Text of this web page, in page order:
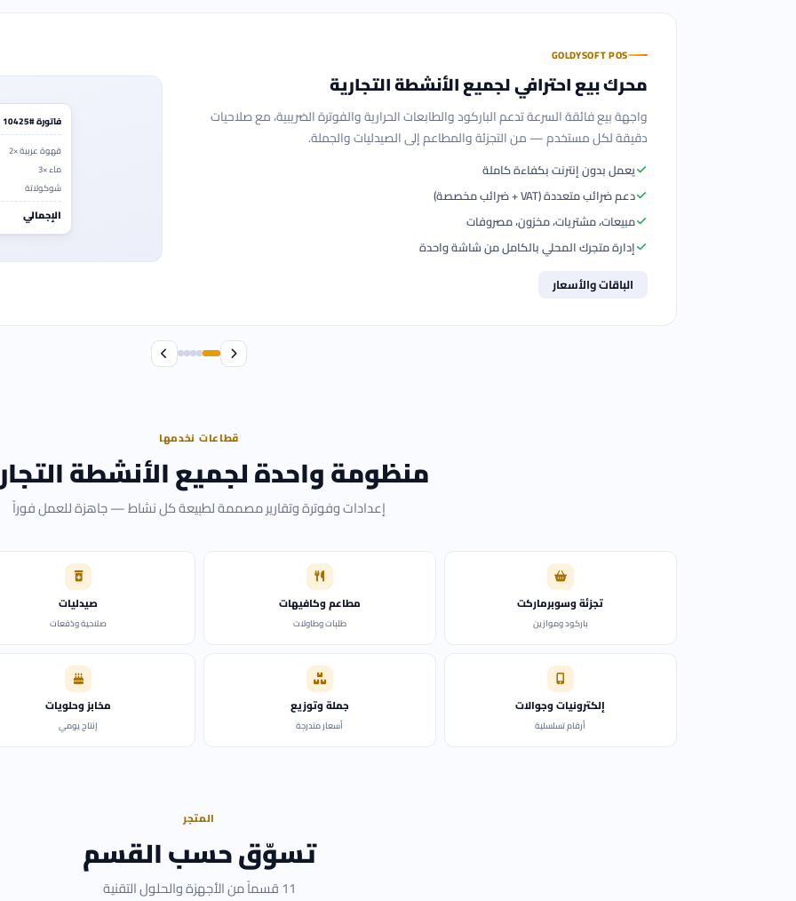
GOLDYSOFT POS
محرك بيع احترافي لجميع الأنشطة التجارية
واجهة بيع فائقة السرعة تدعم الباركود والطابعات الحرارية والفوترة الضريبية، مع صلاحيات
دقيقة لكل مستخدم — من التجزئة والمطاعم إلى الصيدليات والجملة.
يعمل بدون إنترنت بكفاءة كاملة
دعم ضرائب متعددة (VAT + ضرائب مخصصة)
مبيعات، مشتريات، مخزون، مصروفات
إدارة متجرك المحلي بالكامل من شاشة واحدة
الباقات والأسعار
فاتورة #10425
قهوة عربية ×2
ماء ×3
شوكولاتة
الإجمالي
قطاعات نخدمها
منظومة واحدة لجميع الأنشطة
إعدادات وفوترة وتقارير مصممة لطبيعة كل نشاط — جاهزة للعمل فوراً
تجزئة وسوبرماركت
باركود وموازين
مطاعم وكافيهات
طلبات وطاولات
صيدليات
صلاحية ودُفعات
إلكترونيات وجوالات
أرقام تسلسلية
جملة وتوزيع
أسعار متدرجة
مخابز وحلويات
إنتاج يومي
المتجر
تسوّق حسب القسم
11 قسماً من الأجهزة والحلول التقنية